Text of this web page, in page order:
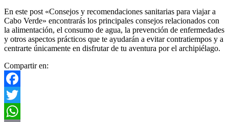
En este post «Consejos y recomendaciones sanitarias para viajar a
Cabo Verde» encontrarás los principales consejos relacionados con
la alimentación, el consumo de agua, la prevención de enfermedades
y otros aspectos prácticos que te ayudarán a evitar contratiempos y a
centrarte únicamente en disfrutar de tu aventura por el archipiélago.
Compartir en:
Facebook
Twitter